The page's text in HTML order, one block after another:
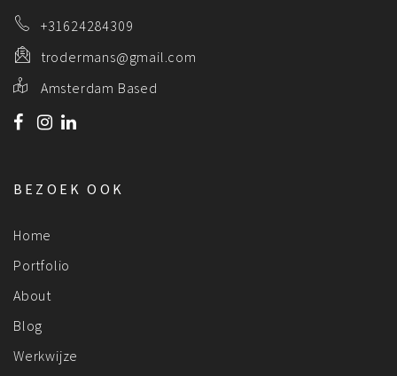
+31624284309
trodermans@gmail.com
Amsterdam Based
BEZOEK OOK
Home
Portfolio
About
Blog
Werkwijze